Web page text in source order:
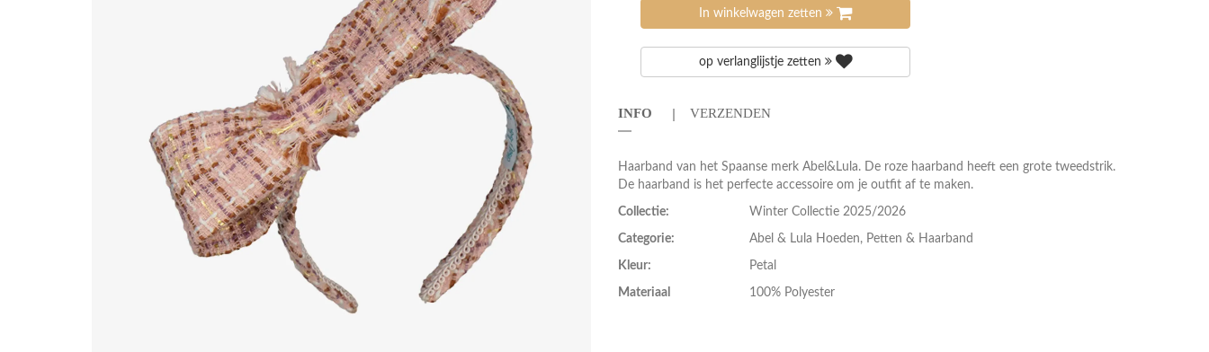
In winkelwagen zetten
op verlanglijstje zetten
INFO VERZENDEN
Haarband van het Spaanse merk Abel&Lula. De roze haarband heeft een grote tweedstrik.
De haarband is het perfecte accessoire om je outfit af te maken.
Collectie: Winter Collectie 2025/2026
Categorie: Abel & Lula Hoeden, Petten & Haarband
Kleur: Petal
Materiaal 100% Polyester